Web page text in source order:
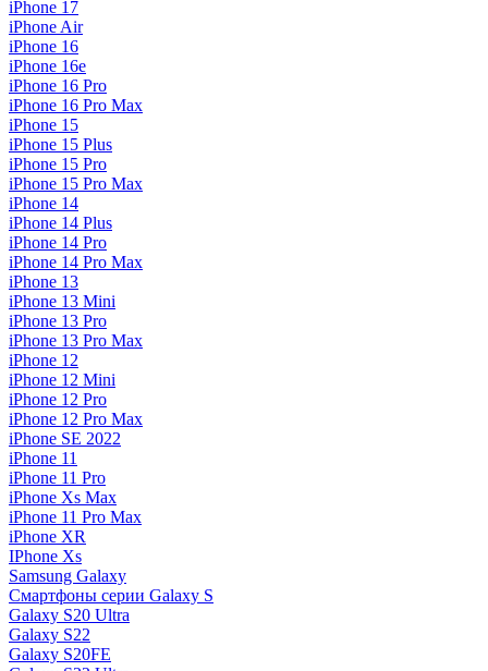
iPhone 17
iPhone Air
iPhone 16
iPhone 16e
iPhone 16 Pro
iPhone 16 Pro Max
iPhone 15
iPhone 15 Plus
iPhone 15 Pro
iPhone 15 Pro Max
iPhone 14
iPhone 14 Plus
iPhone 14 Pro
iPhone 14 Pro Max
iPhone 13
iPhone 13 Mini
iPhone 13 Pro
iPhone 13 Pro Max
iPhone 12
iPhone 12 Mini
iPhone 12 Pro
iPhone 12 Pro Max
iPhone SE 2022
iPhone 11
iPhone 11 Pro
iPhone Xs Max
iPhone 11 Pro Max
iPhone XR
IPhone Xs
Samsung Galaxy
Смартфоны серии Galaxy S
Galaxy S20 Ultra
Galaxy S22
Galaxy S20FE